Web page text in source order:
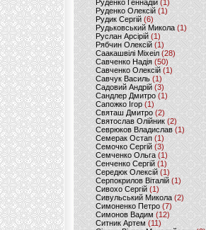
Руденко Геннадій (1)
Руденко Олексій(1)
Рудик Сергій(6)
Рудьковський Микола (1)
Руслан Арсірій(1)
Рябчин Олексій (1)
Саакашвілі Міхеіл(28)
Савченко Надія (50)
Савченко Олексій(1)
Савчук Василь (1)
Садовий Андрій (3)
Сандлер Дмитро(1)
Сапожко Ігор(1)
Святаш Дмитро (2)
Святослав Олійник (2)
Севрюков Владислав (1)
Семерак Остап (1)
Семочко Сергій (3)
Семченко Ольга (1)
Сенченко Сергій(1)
Середюк Олексій(1)
Серпокрилов Віталій(1)
Сивохо Сергій(1)
Сивульський Микола(2)
Симоненко Петро(7)
Симонов Вадим (12)
Ситник Артем(11)